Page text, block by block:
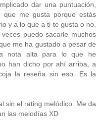
dar una puntuación,
que me gusta porque estás
y a lo que a ti te gusta o no.
puedo sacarle muchos
me ha gustado a pesar de
nota alta para lo que he
han dicho por ahí arriba, a
la reseña sin eso. Es la
sin el rating melódico. Me da
las melodías XD